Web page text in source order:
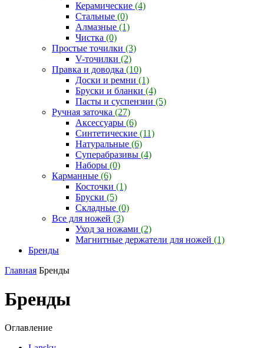
Керамические (4)
Стальные (0)
Алмазные (1)
Чистка (0)
Простые точилки (3)
V-точилки (2)
Правка и доводка (10)
Доски и ремни (1)
Бруски и бланки (4)
Пасты и суспензии (5)
Ручная заточка (27)
Аксессуары (6)
Синтетические (11)
Натуральные (6)
Суперабразивы (4)
Наборы (0)
Карманные (6)
Косточки (1)
Бруски (5)
Складные (0)
Все для ножей (3)
Уход за ножами (2)
Магнитные держатели для ножей (1)
Бренды
Главная Бренды
Бренды
Оглавление